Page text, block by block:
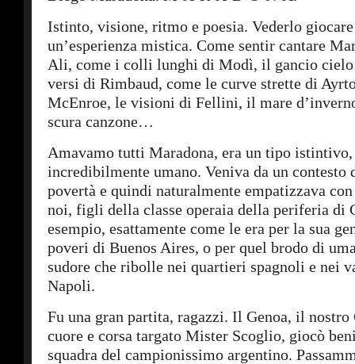
Istinto, visione, ritmo e poesia. Vederlo
un’esperienza mistica. Come sentir cantare
Ali, come i colli lunghi di Modì, il gancio
versi di Rimbaud, come le curve strette di
McEnroe, le visioni di Fellini, il mare
scura canzone…
Amavamo tutti Maradona, era un tipo istintivo,
incredibilmente umano. Veniva da un contesto
povertà e quindi naturalmente empatizzava
noi, figli della classe operaia della periferia di
esempio, esattamente come le era per la sua
poveri di Buenos Aires, o per quel brodo di
sudore che ribolle nei quartieri spagnoli e nei
Napoli.
Fu una gran partita, ragazzi. Il Genoa, il nostro
cuore e corsa targato Mister Scoglio, giocò
squadra del campionissimo argentino.